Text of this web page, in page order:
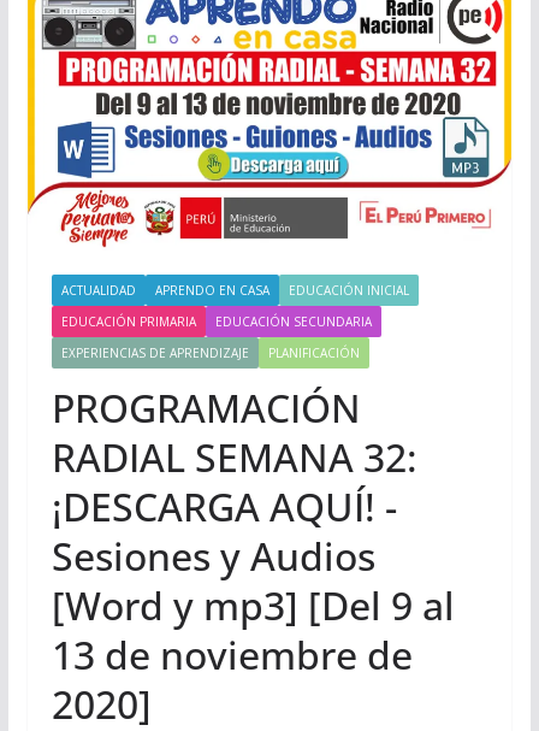
ACTUALIDAD APRENDO EN CASA
EDUCACIÓN INICIAL
EDUCACIÓN PRIMARIA
EDUCACIÓN SECUNDARIA
EXPERIENCIAS DE APRENDIZAJE
PLANIFICACIÓN
PROGRAMACIÓN
RADIAL SEMANA 32:
¡DESCARGA AQUÍ! -
Sesiones y Audios
[Word y mp3] [Del 9 al
13 de noviembre de
2020]